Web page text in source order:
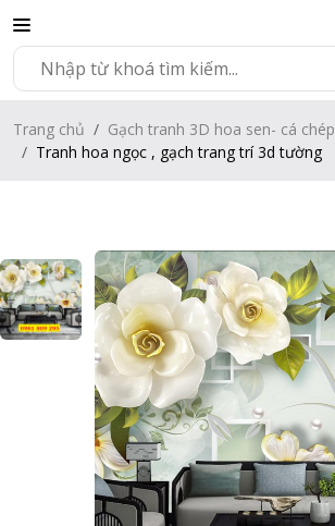
Trang chủ
Gạch tranh 3D hoa sen- cá chép
Tranh hoa ngọc , gạch trang trí 3d tường